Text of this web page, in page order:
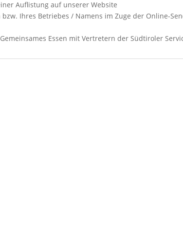
Auflistung auf unserer Website
Ihres Betriebes / Namens im Zuge der Online-
Essen mit Vertretern der Südtiroler